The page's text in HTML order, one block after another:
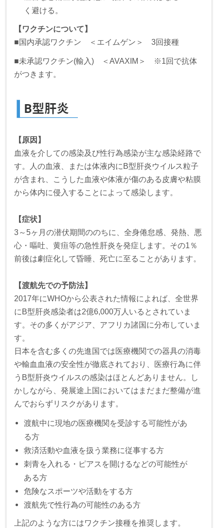
く避ける。
【ワクチンについて】
■国内承認ワクチン ＜エイムゲン＞ 3回接種
■未承認ワクチン(輸入) ＜AVAXIM＞ ※1回で抗体
がつきます。
【原因】
血液を介しての感染及び性行為感染が主な感染経路で
す。人の血液、または体液内にB型肝炎ウイルス粒子
が含まれ、こうした血液や体液が傷のある皮膚や粘膜
から体内に侵入することによって感染します。
【症状】
3～5ヶ月の潜伏期間ののちに、全身倦怠感、発熱、悪
心・嘔吐、黄疸等の急性肝炎を発症します。その1％
前後は劇症化して昏睡、死亡に至ることがあります。
【渡航先での予防法】
2017年にWHOから公表された情報によれば、全世界
にB型肝炎感染者は2億6,000万人いるとされていま
す。その多くがアジア、アフリカ諸国に分布していま
す。
日本を含む多くの先進国では医療機関での器具の消毒
や輸血血液の安全性が徹底されており、医療行為に伴
うB型肝炎ウイルスの感染はほとんどありません。し
かしながら、発展途上国においてはまだまだ整備が進
んでおらずリスクがあります。
渡航中に現地の医療機関を受診する可能性があ
る方
救済活動や血液を扱う業務に従事する方
刺青を入れる・ピアスを開けるなどの可能性が
ある方
危険なスポーツや活動をする方
渡航先で性行為の可能性のある方
上記のような方にはワクチン接種を推奨します。